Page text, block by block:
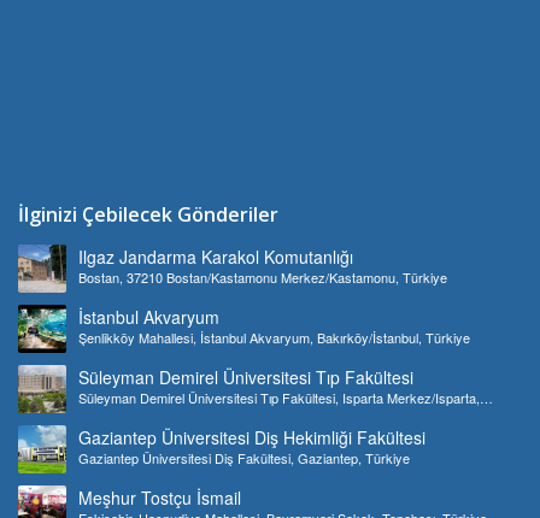
İlginizi Çebilecek Gönderiler
Ilgaz Jandarma Karakol Komutanlığı
Bostan, 37210 Bostan/Kastamonu Merkez/Kastamonu, Türkiye
İstanbul Akvaryum
Şenlikköy Mahallesi, İstanbul Akvaryum, Bakırköy/İstanbul, Türkiye
Süleyman Demirel Üniversitesi Tıp Fakültesi
Süleyman Demirel Üniversitesi Tıp Fakültesi, Isparta Merkez/Isparta,
Gaziantep Üniversitesi Diş Hekimliği Fakültesi
Gaziantep Üniversitesi Diş Fakültesi, Gaziantep, Türkiye
Meşhur Tostçu İsmail